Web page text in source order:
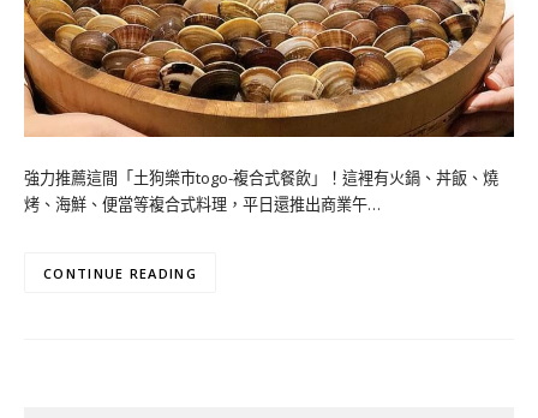
強力推薦這間「土狗樂市togo-複合式餐飲」！這裡有火鍋、丼飯、燒
烤、海鮮、便當等複合式料理，平日還推出商業午…
CONTINUE READING